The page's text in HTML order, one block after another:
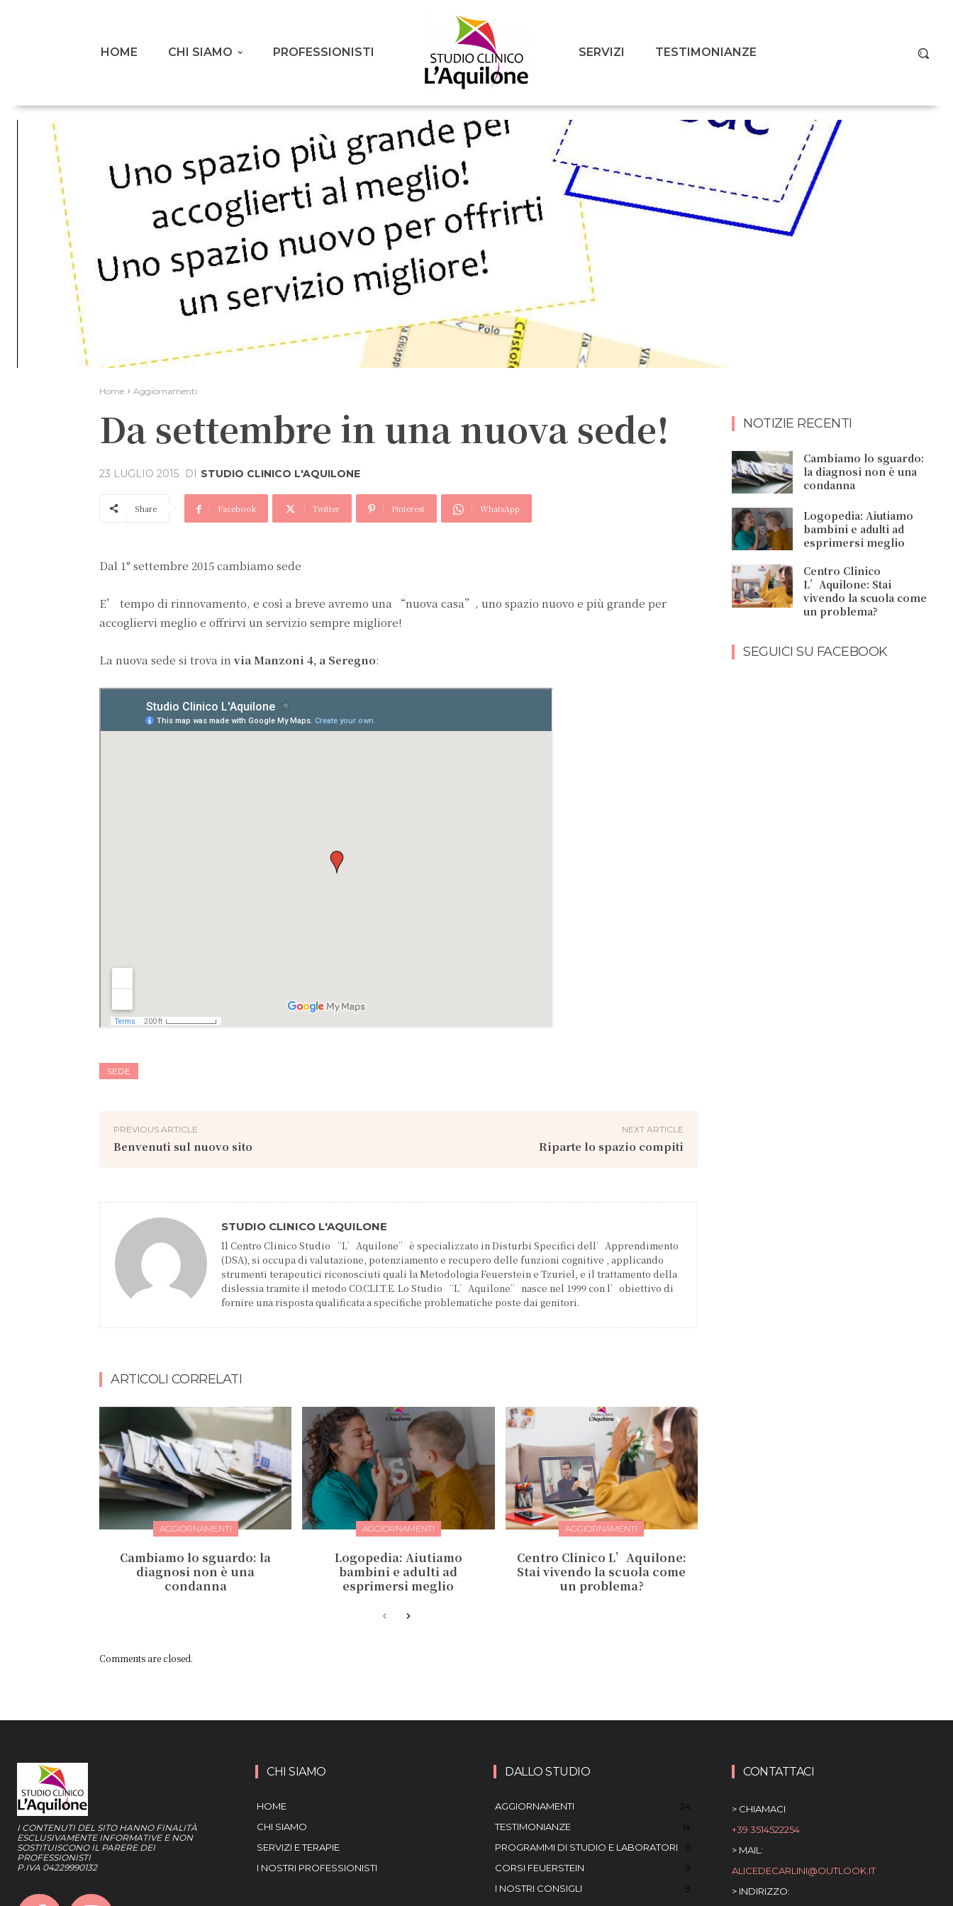
HOME CHI SIAMO PROFESSIONISTI SERVIZI TESTIMONIANZE
Home Aggiornamenti
Da settembre in una nuova sede!
23 LUGLIO 2015 DI STUDIO CLINICO L'AQUILONE
Share Facebook Twitter Pinterest WhatsApp
Dal 1° settembre 2015 cambiamo sede
E’ tempo di rinnovamento, e così a breve avremo una “nuova casa”, uno spazio nuovo e più grande per
accogliervi meglio e offrirvi un servizio sempre migliore!
La nuova sede si trova in via Manzoni 4, a Seregno:
SEDE
PREVIOUS ARTICLE
Benvenuti sul nuovo sito
NEXT ARTICLE
Riparte lo spazio compiti
STUDIO CLINICO L'AQUILONE
Il Centro Clinico Studio “L’Aquilone” è specializzato in Disturbi Specifici dell’Apprendimento
(DSA), si occupa di valutazione, potenziamento e recupero delle funzioni cognitive , applicando
strumenti terapeutici riconosciuti quali la Metodologia Feuerstein e Tzuriel, e il trattamento della
dislessia tramite il metodo CO.CLI.T.E. Lo Studio “L’Aquilone” nasce nel 1999 con l’obiettivo di
fornire una risposta qualificata a specifiche problematiche poste dai genitori.
ARTICOLI CORRELATI
AGGIORNAMENTI
Cambiamo lo sguardo: la
diagnosi non è una
condanna
AGGIORNAMENTI
Logopedia: Aiutiamo
bambini e adulti ad
esprimersi meglio
AGGIORNAMENTI
Centro Clinico L’Aquilone:
Stai vivendo la scuola come
un problema?
Comments are closed.
NOTIZIE RECENTI
Cambiamo lo sguardo:
la diagnosi non è una
condanna
Logopedia: Aiutiamo
bambini e adulti ad
esprimersi meglio
Centro Clinico
L’Aquilone: Stai
vivendo la scuola come
un problema?
SEGUICI SU FACEBOOK
I CONTENUTI DEL SITO HANNO FINALITÀ
ESCLUSIVAMENTE INFORMATIVE E NON
SOSTITUISCONO IL PARERE DEI
PROFESSIONISTI
P.IVA 04229990132
CHI SIAMO
HOME
CHI SIAMO
SERVIZI E TERAPIE
I NOSTRI PROFESSIONISTI
DALLO STUDIO
AGGIORNAMENTI
24
TESTIMONIANZE
14
PROGRAMMI DI STUDIO E LABORATORI
11
CORSI FEUERSTEIN
9
I NOSTRI CONSIGLI
9
CONTATTACI
> CHIAMACI
+39 3514522254
> MAIL:
ALICEDECARLINI@OUTLOOK.IT
> INDIRIZZO: